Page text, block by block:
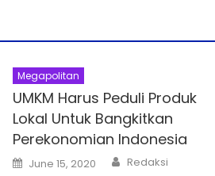
Megapolitan
UMKM Harus Peduli Produk
Lokal Untuk Bangkitkan
Perekonomian Indonesia
Posted
on
June 15, 2020 Author
Redaksi